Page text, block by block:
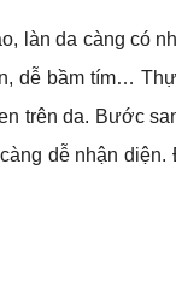
làn da càng có
dễ bầm tím…
trên da. Bước
dễ nhận diện.